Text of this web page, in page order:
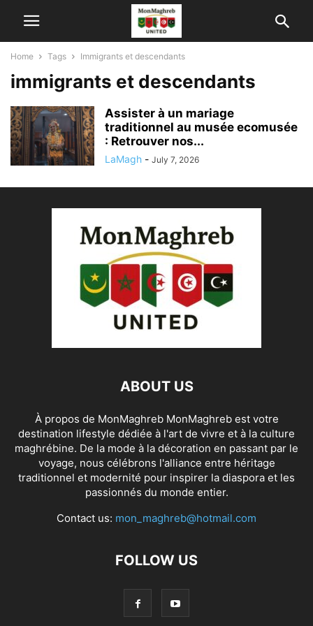
Home Tags Immigrants et descendants
immigrants et descendants
Assister à un mariage
traditionnel au musée ecomusée
: Retrouver nos...
LaMagh - July 7, 2026
ABOUT US
À propos de MonMaghreb MonMaghreb est votre
destination lifestyle dédiée à l'art de vivre et à la culture
maghrébine. De la mode à la décoration en passant par le
voyage, nous célébrons l'alliance entre héritage
traditionnel et modernité pour inspirer la diaspora et les
passionnés du monde entier.
Contact us: mon_maghreb@hotmail.com
FOLLOW US